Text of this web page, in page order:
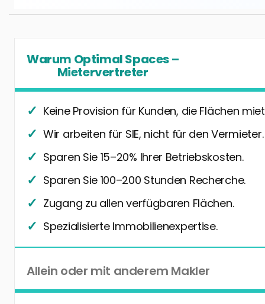
Warum Optimal Spaces –
Mietervertreter
Keine Provision für Kunden, die Flächen
Wir arbeiten für SIE, nicht für den Vermieter.
Sparen Sie 15–20% Ihrer Betriebskosten.
Sparen Sie 100–200 Stunden Recherche.
Zugang zu allen verfügbaren Flächen.
Spezialisierte Immobilienexpertise.
Allein oder mit anderem Makler